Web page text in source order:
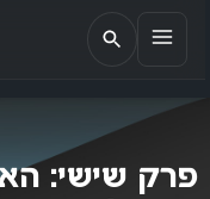
EUROMIX
אתר הבית של
פרק שישי: